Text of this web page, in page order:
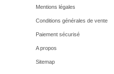
Mentions légales
Conditions générales de vente
Paiement sécurisé
A propos
Sitemap